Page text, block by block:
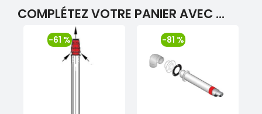
COMPLÉTEZ VOTRE PANIER AVEC ...
-61 % -81 %